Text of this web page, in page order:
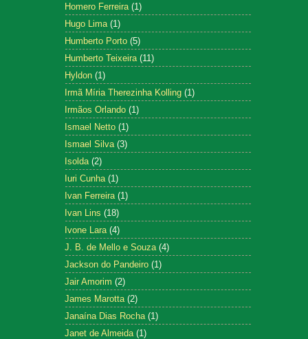
Homero Ferreira (1)
Hugo Lima (1)
Humberto Porto (5)
Humberto Teixeira (11)
Hyldon (1)
Irmã Míria Therezinha Kolling (1)
Irmãos Orlando (1)
Ismael Netto (1)
Ismael Silva (3)
Isolda (2)
Iuri Cunha (1)
Ivan Ferreira (1)
Ivan Lins (18)
Ivone Lara (4)
J. B. de Mello e Souza (4)
Jackson do Pandeiro (1)
Jair Amorim (2)
James Marotta (2)
Janaína Dias Rocha (1)
Janet de Almeida (1)